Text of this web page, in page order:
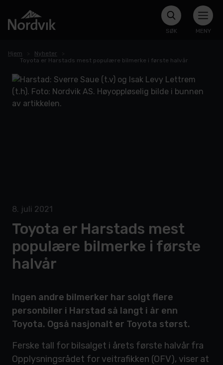
SØK MENY
Hjem
Nyheter
Toyota er Harstads mest populære bilmerke i første halvår
8. juli 2021
Toyota er Harstads mest
populære bilmerke i første
halvår
Ingen andre bilmerker har solgt flere
personbiler i Harstad så langt i år enn
Toyota. Også nasjonalt er Toyota størst.
Ferske tall for bilsalget i årets første halvår fra
Opplysningsrådet for veitrafikken (OFV), viser at